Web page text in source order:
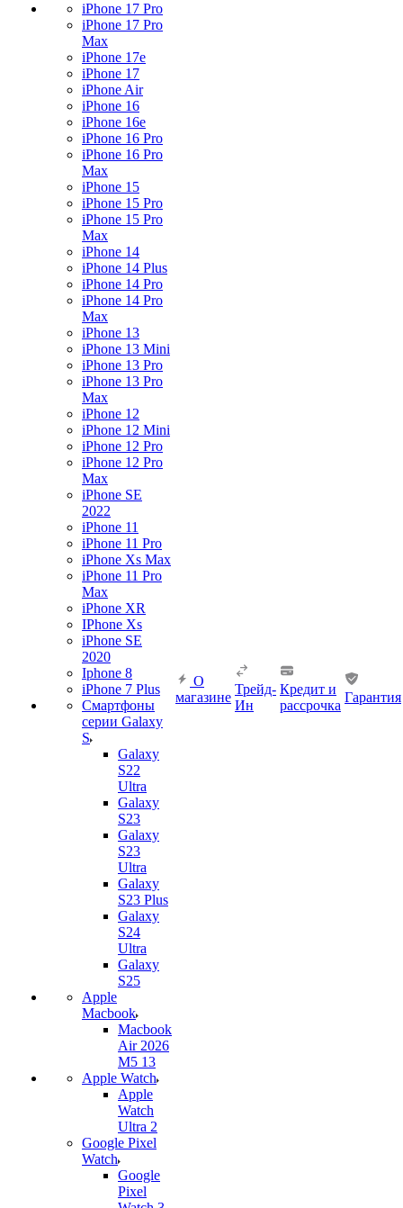
iPhone 17 Pro
iPhone 17 Pro
Max
iPhone 17e
iPhone 17
iPhone Air
iPhone 16
iPhone 16e
iPhone 16 Pro
iPhone 16 Pro
Max
iPhone 15
iPhone 15 Pro
iPhone 15 Pro
Max
iPhone 14
iPhone 14 Plus
iPhone 14 Pro
iPhone 14 Pro
Max
iPhone 13
iPhone 13 Mini
iPhone 13 Pro
iPhone 13 Pro
Max
iPhone 12
iPhone 12 Mini
iPhone 12 Pro
iPhone 12 Pro
Max
iPhone SE
2022
iPhone 11
iPhone 11 Pro
iPhone Xs Max
iPhone 11 Pro
Max
iPhone XR
IPhone Xs
iPhone SE
2020
Iphone 8
iPhone 7 Plus
Смартфоны
серии Galaxy
S
Galaxy
S22
Ultra
Galaxy
S23
Galaxy
S23
Ultra
Galaxy
S23 Plus
Galaxy
S24
Ultra
Galaxy
S25
Apple
Macbook
Macbook
Air 2026
M5 13
Apple Watch
Apple
Watch
Ultra 2
Google Pixel
Watch
Google
Pixel
О
магазине
Трейд-
Ин
Кредит и
рассрочка
Гарантия